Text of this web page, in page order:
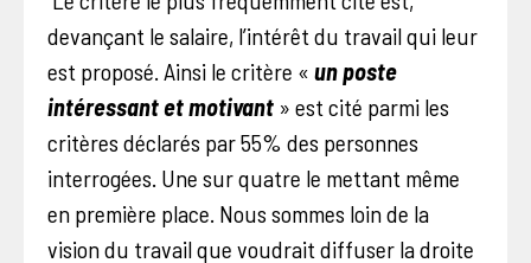
devançant le salaire, l’intérêt du travail qui leur
est proposé. Ainsi le critère « un poste
intéressant et motivant » est cité parmi les
critères déclarés par 55% des personnes
interrogées. Une sur quatre le mettant même
en première place. Nous sommes loin de la
vision du travail que voudrait diffuser la droite